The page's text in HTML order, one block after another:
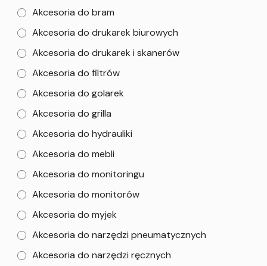
Akcesoria do bram
Akcesoria do drukarek biurowych
Akcesoria do drukarek i skanerów
Akcesoria do filtrów
Akcesoria do golarek
Akcesoria do grilla
Akcesoria do hydrauliki
Akcesoria do mebli
Akcesoria do monitoringu
Akcesoria do monitorów
Akcesoria do myjek
Akcesoria do narzędzi pneumatycznych
Akcesoria do narzędzi ręcznych